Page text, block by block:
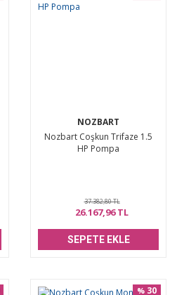
NOZBART
Nozbart Coşkun Trifaze 1.5
HP Pompa
37.382,80 TL
26.167,96 TL
SEPETE EKLE
% 30